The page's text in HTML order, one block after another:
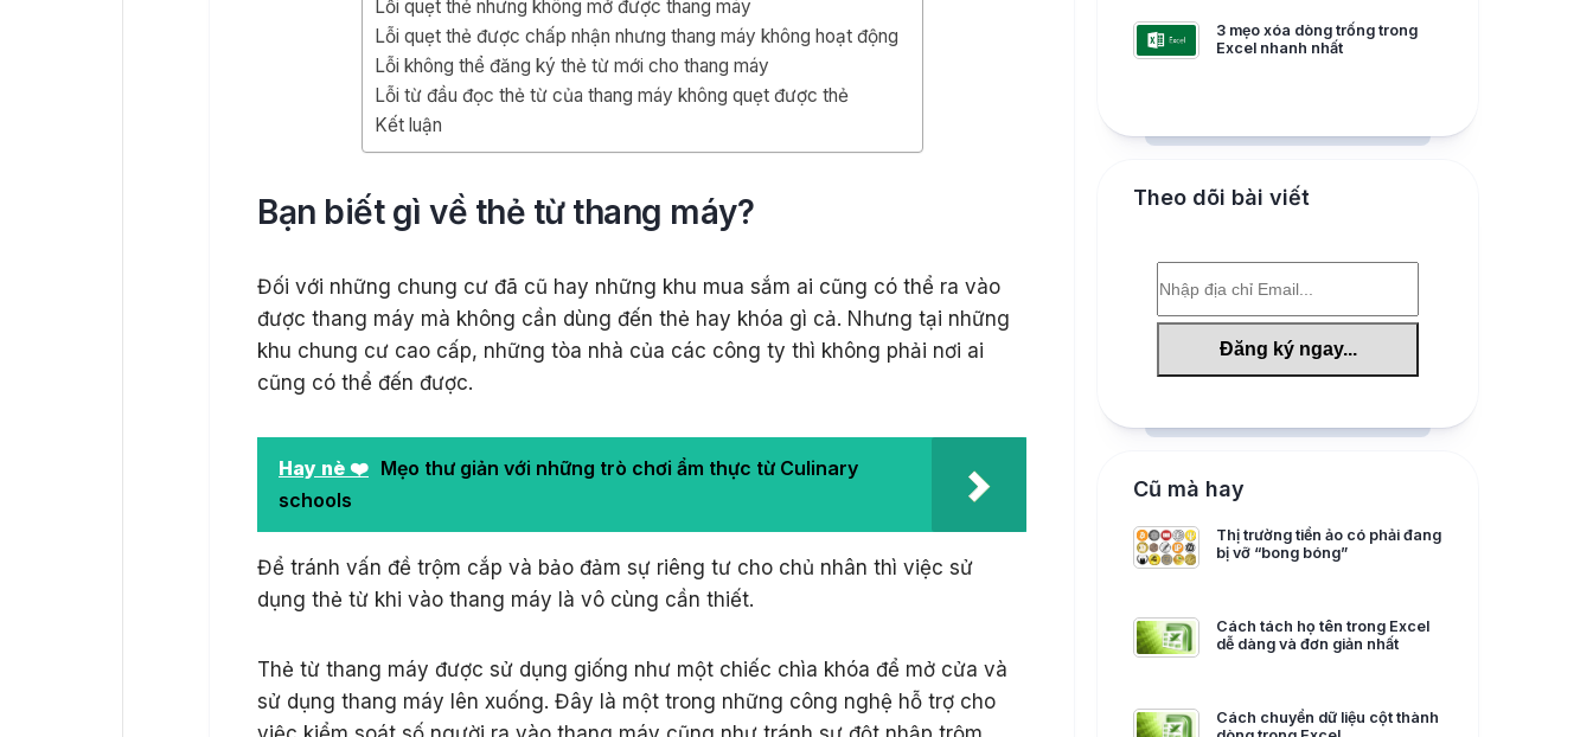
Lỗi quẹt thẻ nhưng không mở được thang máy
Lỗi quẹt thẻ được chấp nhận nhưng thang máy không hoạt động
Lỗi không thể đăng ký thẻ từ mới cho thang máy
Lỗi từ đầu đọc thẻ từ của thang máy không quẹt được thẻ
Kết luận
Bạn biết gì về thẻ từ thang máy?
Đối với những chung cư đã cũ hay những khu mua sắm ai cũng có thể ra vào
được thang máy mà không cần dùng đến thẻ hay khóa gì cả. Nhưng tại những
khu chung cư cao cấp, những tòa nhà của các công ty thì không phải nơi ai
cũng có thể đến được.
Hay nè ❤️ Mẹo thư giản với những trò chơi ẩm thực từ Culinary
schools
Để tránh vấn đề trộm cắp và bảo đảm sự riêng tư cho chủ nhân thì việc sử
dụng thẻ từ khi vào thang máy là vô cùng cần thiết.
Thẻ từ thang máy được sử dụng giống như một chiếc chìa khóa để mở cửa và
sử dụng thang máy lên xuống. Đây là một trong những công nghệ hỗ trợ cho
3 mẹo xóa dòng trống trong
Excel nhanh nhất
Theo dõi bài viết
Cũ mà hay
Thị trường tiền ảo có phải đang
bị vỡ “bong bóng”
Cách tách họ tên trong Excel
dễ dàng và đơn giản nhất
Cách chuyển dữ liệu cột thành